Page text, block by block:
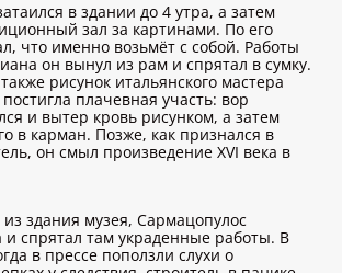
в здании до 4 утра, а затем
зал за картинами. По его
что именно возьмёт с собой. Работы
он вынул из рам и спрятал в сумку.
рисунок итальянского мастера
плачевная участь: вор
и вытер кровь рисунком, а затем
в карман. Позже, как признался в
он смыл произведение XVI века в
из здания музея, Сармацопулос
и спрятал там украденные работы. В
в прессе поползли слухи о